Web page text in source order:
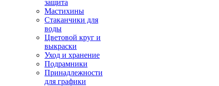
защита
Мастихины
Стаканчики для
воды
Цветовой круг и
выкраски
Уход и хранение
Подрамники
Принадлежности
для графики